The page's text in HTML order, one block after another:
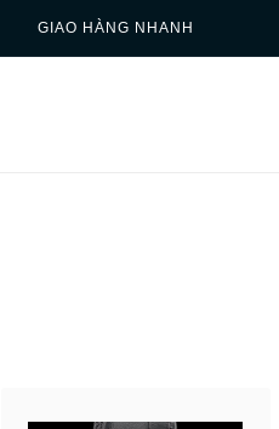
GIAO HÀNG NHANH